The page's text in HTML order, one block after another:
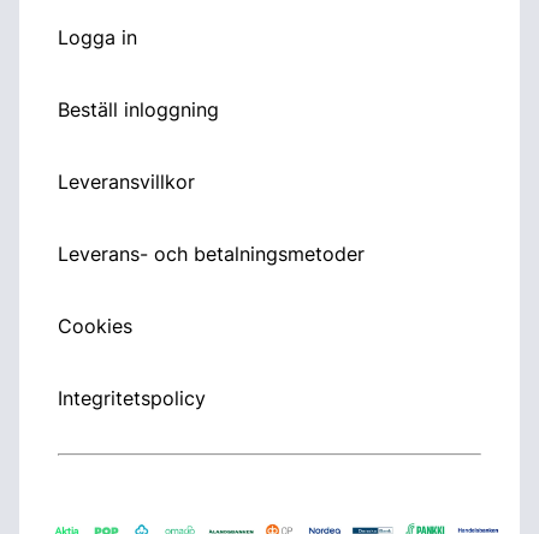
Logga in
Beställ inloggning
Leveransvillkor
Leverans- och betalningsmetoder
Cookies
Integritetspolicy